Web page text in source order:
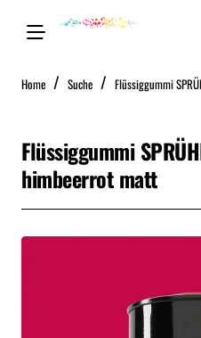
Home home Suche Flüssiggummi
Flüssiggummi
himbeerrot matt